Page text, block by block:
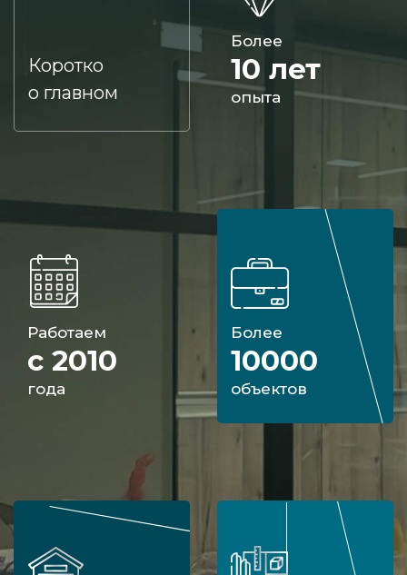
Коротко
о главном
Более
10 лет
опыта
Работаем
с 2010
года
Более
10000
объектов